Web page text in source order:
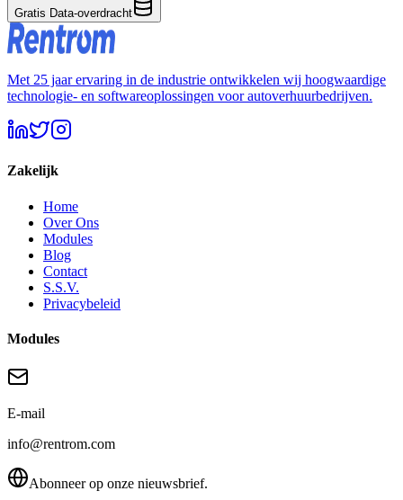
Gratis Data-overdracht
Met 25 jaar ervaring in de industrie ontwikkelen wij hoogwaardige
technologie- en softwareoplossingen voor autoverhuurbedrijven.
Zakelijk
Home
Over Ons
Modules
Blog
Contact
S.S.V.
Privacybeleid
Modules
E-mail
info@rentrom.com
Abonneer op onze nieuwsbrief.